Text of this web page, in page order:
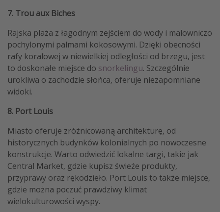
7. Trou aux Biches
Rajska plaża z łagodnym zejściem do wody i malowniczo
pochylonymi palmami kokosowymi. Dzięki obecności
rafy koralowej w niewielkiej odległości od brzegu, jest
to doskonałe miejsce do snorkelingu. Szczególnie
urokliwa o zachodzie słońca, oferuje niezapomniane
widoki.
8. Port Louis
Miasto oferuje zróżnicowaną architekturę, od
historycznych budynków kolonialnych po nowoczesne
konstrukcje. Warto odwiedzić lokalne targi, takie jak
Central Market, gdzie kupisz świeże produkty,
przyprawy oraz rękodzieło. Port Louis to także miejsce,
gdzie można poczuć prawdziwy klimat
wielokulturowości wyspy.